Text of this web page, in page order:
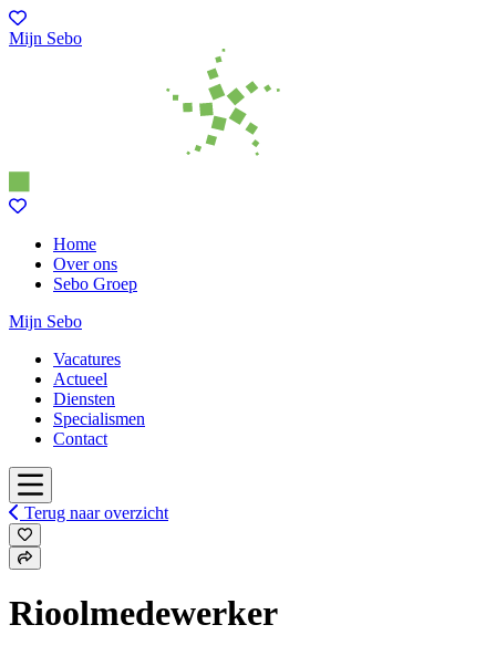
Mijn Sebo
Home
Over ons
Sebo Groep
Mijn Sebo
Vacatures
Actueel
Diensten
Specialismen
Contact
Terug naar overzicht
Rioolmedewerker